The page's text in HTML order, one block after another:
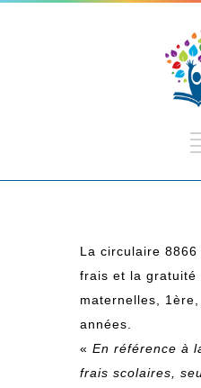
La circulaire
frais et la gratuité
maternelles,
années.
« En référence à
frais scolaires,